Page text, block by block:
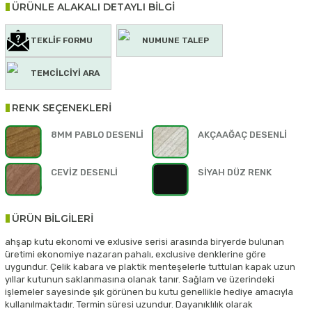
ÜRÜNLE ALAKALI DETAYLI BİLGİ
TEKLİF FORMU NUMUNE TALEP
TEMCİLCİYİ ARA
RENK SEÇENEKLERİ
8MM PABLO DESENLİ AKÇAAĞAÇ DESENLİ
CEVİZ DESENLİ SİYAH DÜZ RENK
ÜRÜN BİLGİLERİ
ahşap kutu ekonomi ve exlusive serisi arasında biryerde bulunan
üretimi ekonomiye nazaran pahalı, exclusive denklerine göre
uygundur. Çelik kabara ve plaktik menteşelerle tuttulan kapak uzun
yıllar kutunun saklanmasına olanak tanır. Sağlam ve üzerindeki
işlemeler sayesinde şık görünen bu kutu genellikle hediye amacıyla
kullanılmaktadır. Termin süresi uzundur. Dayanıklılık olarak